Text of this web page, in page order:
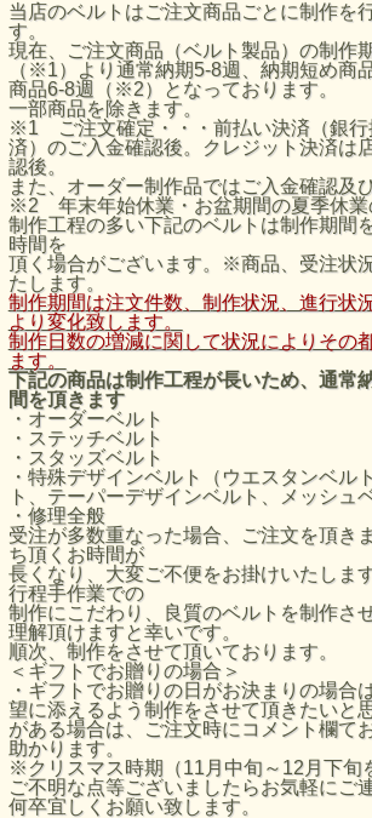
当店のベルトはご注文商品ごとに制作を
す。
現在、ご注文商品（ベルト製品）の制作
（※1）より通常納期5-8週、納期短め商
商品6-8週（※2）となっております。
一部商品を除きます。
※1 ご注文確定・・・前払い決済（銀行
済）のご入金確認後。クレジット決済は
認後。
また、オーダー制作品ではご入金確認及
※2 年末年始休業・お盆期間の夏季休業
制作工程の多い下記のベルトは制作期間
時間を
頂く場合がございます。※商品、受注状
たします。
制作期間は注文件数、制作状況、進行状
より変化致します。
制作日数の増減に関して状況によりその
ます。
下記の商品は制作工程が長いため、通常
間を頂きます
・オーダーベルト
・ステッチベルト
・スタッズベルト
・特殊デザインベルト（ウエスタンベル
ト、テーパーデザインベルト、メッシュ
・修理全般
受注が多数重なった場合、ご注文を頂き
ち頂くお時間が
長くなり、大変ご不便をお掛けいたしま
行程手作業での
制作にこだわり、良質のベルトを制作さ
理解頂けますと幸いです。
順次、制作をさせて頂いております。
＜ギフトでお贈りの場合＞
・ギフトでお贈りの日がお決まりの場合
望に添えるよう制作をさせて頂きたいと
がある場合は、ご注文時にコメント欄て
助かります。
※クリスマス時期（11月中旬～12月下旬
ご不明な点等ございましたらお気軽にご
何卒宜しくお願い致します。